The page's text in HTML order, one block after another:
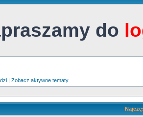
do
| Zobacz aktywne tematy